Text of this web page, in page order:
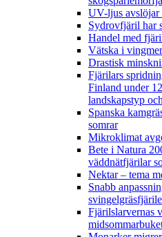
UV-ljus avslöjar
Sydrovfjäril har
Handel med
Vätska i
Drastisk
Fjärilars
Finland under
landskapstyp
Spanska
somrar
Mikroklimat
Bete i Natura
väddnätfjärilar
Nektar – tema
Snabb
Fjärilslarvernas